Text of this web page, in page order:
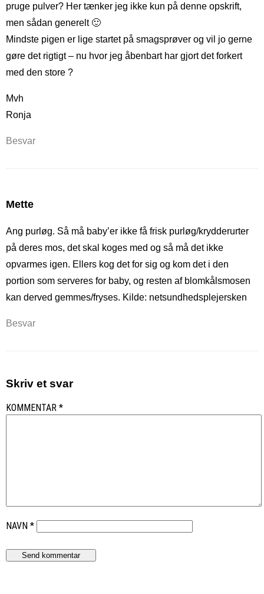
pruge pulver? Her tænker jeg ikke kun på denne opskrift,
men sådan generelt 🙂
Mindste pigen er lige startet på smagsprøver og vil jo gerne
gøre det rigtigt – nu hvor jeg åbenbart har gjort det forkert
med den store ?
Mvh
Ronja
Besvar
Mette
Ang purløg. Så må baby’er ikke få frisk purløg/krydderurter
på deres mos, det skal koges med og så må det ikke
opvarmes igen. Ellers kog det for sig og kom det i den
portion som serveres for baby, og resten af blomkålsmosen
kan derved gemmes/fryses. Kilde: netsundhedsplejersken
Besvar
Skriv et svar
KOMMENTAR *
NAVN *